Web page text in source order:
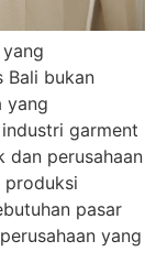
Bali bukan
yang
garment
dan perusahaan
produksi
pasar
yang